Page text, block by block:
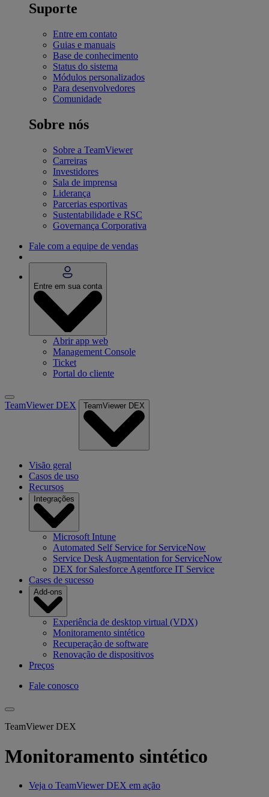
Suporte
Entre em contato
Guias e manuais
Base de conhecimento
Status do sistema
Módulos personalizados
Para desenvolvedores
Comunidade
Sobre nós
Sobre a TeamViewer
Carreiras
Investidores
Sala de imprensa
Liderança
Parcerias esportivas
Sustentabilidade e RSC
Governança Corporativa
Fale com a equipe de vendas
Entre em sua conta
Abrir app web
Management Console
Ticket
Portal do cliente
TeamViewer DEX TeamViewer DEX
Visão geral
Casos de uso
Recursos
Integrações
Microsoft Intune
Automated Self Service for ServiceNow
Service Desk Augmentation for ServiceNow
DEX for Salesforce Agentforce IT Service
Cases de sucesso
Add-ons
Experiência de desktop virtual (VDX)
Monitoramento sintético
Recuperação de software
Renovação de dispositivos
Preços
Fale conosco
TeamViewer DEX
Monitoramento sintético
Veja o TeamViewer DEX em ação